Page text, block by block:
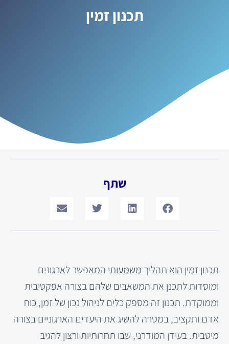
תכנון זמין
שתף
תכנון זמין הוא תהליך משמעותי המאפשר לארגונים
ומוסדות לתכנן את המשאבים שלהם בצורה אפקטיבית
וממוקדת. תכנון זה מספק כלים לניהול נכון של זמן, כוח
אדם ותקציב, במטרה להשיג את היעדים הארגוניים בצורה
מיטבית. בעידן המודרני, שבו תחרותיות ורצון להגיב